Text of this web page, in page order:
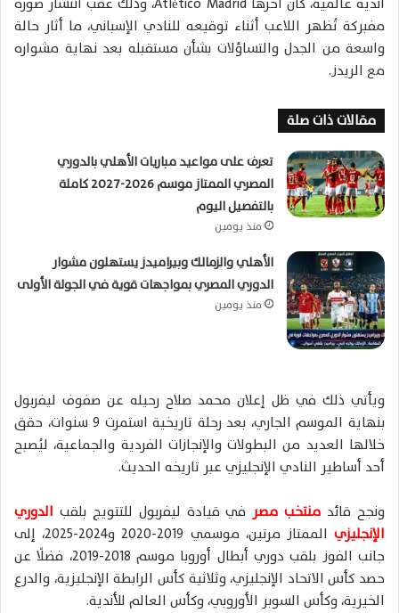
مفبركة تُظهر اللاعب أثناء توقيعه للنادي الإسباني، ما أثار حالة
واسعة من الجدل والتساؤلات بشأن مستقبله بعد نهاية مشواره
مع الريدز.
مقالات ذات صلة
تعرف على مواعيد مباريات الأهلي بالدوري
المصري الممتاز موسم 2026-2027 كاملة
بالتفصيل اليوم
منذ يومين
الأهلي والزمالك وبيراميدز يستهلون مشوار
الدوري المصري بمواجهات قوية في الجولة الأولى
منذ يومين
ويأتي ذلك في ظل إعلان محمد صلاح رحيله عن صفوف ليفربول
بنهاية الموسم الجاري، بعد رحلة تاريخية استمرت 9 سنوات، حقق
خلالها العديد من البطولات والإنجازات الفردية والجماعية، ليُصبح
أحد أساطير النادي الإنجليزي عبر تاريخه الحديث.
ونجح قائد منتخب مصر في قيادة ليفربول للتتويج بلقب الدوري
الإنجليزي الممتاز
مرتين، موسمي 2019-2020 و2024-2025، إلى
جانب الفوز بلقب دوري أبطال أوروبا
موسم 2018-2019، فضلًا عن
حصد كأس الاتحاد الإنجليزي، وثلاثية كأس الرابطة الإنجليزية، والدرع
الخيرية، وكأس السوبر الأوروبي، وكأس العالم للأندية.